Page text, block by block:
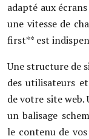
adapté aux
une vitesse de
first** est
Une structure de
des utilisateurs
de votre site web.
un balisage
le contenu de